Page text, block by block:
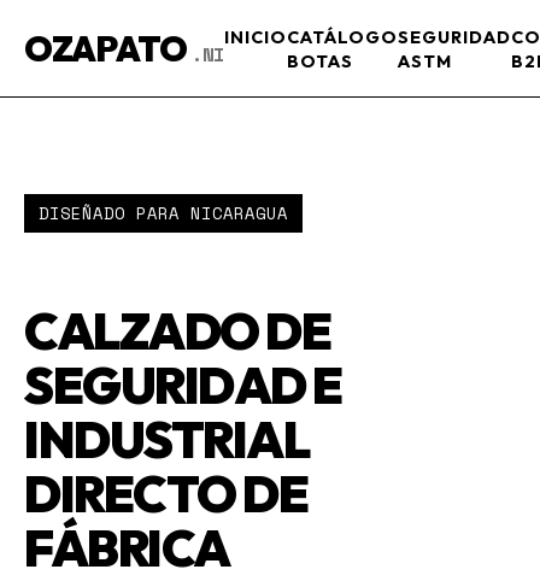
OZAPATO .NI
INICIOCATÁLOGO
BOTAS
SEGURIDAD
ASTM
DISEÑADO PARA NICARAGUA
CALZADO DE
SEGURIDAD E
INDUSTRIAL
DIRECTO DE
FÁBRICA